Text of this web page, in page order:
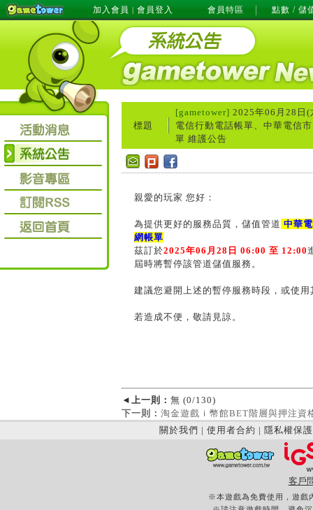
加入會員 | 會員登入 會員特區 點數 / 儲
標題
[gametower] 2025年06月28日
電信行動電話帳單、中華電信
單 維護公告
親愛的玩家 您好：
為提供更好的服務品質，儲值管道 中華
網帳單
茲訂於2025年06月28日 06:00 至 12:00
屆時將暫停該管道儲值服務。
建議您避開上述的暫停服務時段，或使
若造成不便，敬請見諒。
◄ 上一則： 無 (0/130)
下一則： 淘金遊戲ｉ幣館BET階層與押注資
關於我們 | 使用者合約 | 隱私權保護
客戶
※本遊戲為免費使用，遊戲